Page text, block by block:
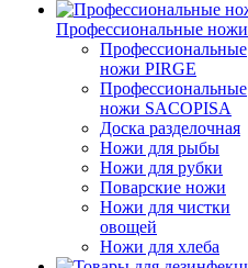
Профессиональные ножи
Профессиональные
ножи PIRGE
Профессиональные
ножи SACOPISA
Доска разделочная
Ножи для рыбы
Ножи для рубки
Поварские ножи
Ножи для чистки
овощей
Ножи для хлеба